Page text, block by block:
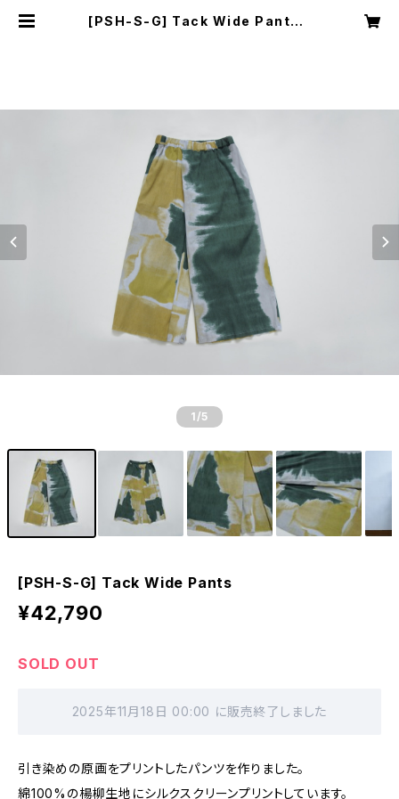
[PSH-S-G] Tack Wide Pants |
1 /5
[PSH-S-G] Tack Wide Pants
¥42,790
SOLD OUT
2025年11月18日 00:00 に販売終了しました
引き染めの原画をプリントしたパンツを作りました。
綿100%の楊柳生地にシルクスクリーンプリントしています。